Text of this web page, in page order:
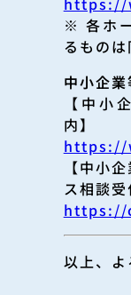
※ 各ホ
るものは
中小企
【中小
内】
https://
【中小
ス相談
https://
以上、よ